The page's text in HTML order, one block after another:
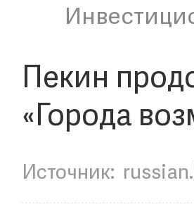
Пекин
«Города
Источник: